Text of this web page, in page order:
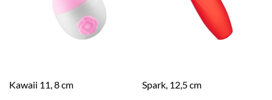
Kawaii 11, 8 cm
Spark, 12,5 cm